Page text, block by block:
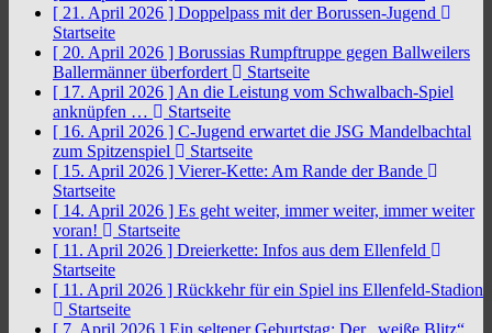
[ 21. April 2026 ] Doppelpass mit der Borussen-Jugend
Startseite
[ 20. April 2026 ] Borussias Rumpftruppe gegen Ballweilers
Ballermänner überfordert
Startseite
[ 17. April 2026 ] An die Leistung vom Schwalbach-Spiel
anknüpfen …
Startseite
[ 16. April 2026 ] C-Jugend erwartet die JSG Mandelbachtal
zum Spitzenspiel
Startseite
[ 15. April 2026 ] Vierer-Kette: Am Rande der Bande
Startseite
[ 14. April 2026 ] Es geht weiter, immer weiter, immer weiter
voran!
Startseite
[ 11. April 2026 ] Dreierkette: Infos aus dem Ellenfeld
Startseite
[ 11. April 2026 ] Rückkehr für ein Spiel ins Ellenfeld-Stadion
Startseite
[ 7. April 2026 ] Ein seltener Geburtstag: Der „weiße Blitz“